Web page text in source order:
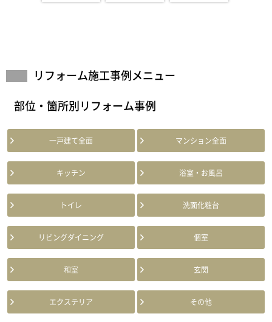
リフォーム施工事例メニュー
部位・箇所別リフォーム事例
一戸建て全面 マンション全面
キッチン 浴室・お風呂
トイレ 洗面化粧台
リビングダイニング 個室
和室 玄関
エクステリア その他